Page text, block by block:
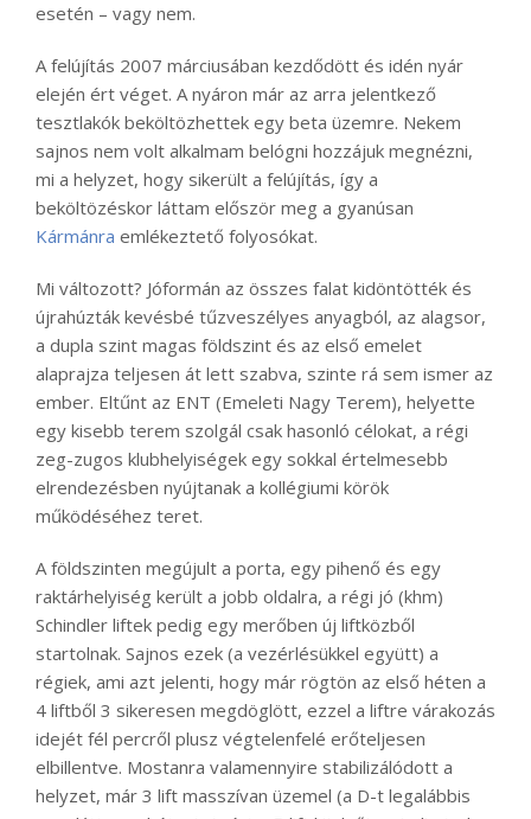
esetén – vagy nem.
A felújítás 2007 márciusában kezdődött és idén nyár
elején ért véget. A nyáron már az arra jelentkező
tesztlakók beköltözhettek egy beta üzemre. Nekem
sajnos nem volt alkalmam belógni hozzájuk megnézni,
mi a helyzet, hogy sikerült a felújítás, így a
beköltözéskor láttam először meg a gyanúsan
Kármánra emlékeztető folyosókat.
Mi változott? Jóformán az összes falat kidöntötték és
újrahúzták kevésbé tűzveszélyes anyagból, az alagsor,
a dupla szint magas földszint és az első emelet
alaprajza teljesen át lett szabva, szinte rá sem ismer az
ember. Eltűnt az ENT (Emeleti Nagy Terem), helyette
egy kisebb terem szolgál csak hasonló célokat, a régi
zeg-zugos klubhelyiségek egy sokkal értelmesebb
elrendezésben nyújtanak a kollégiumi körök
működéséhez teret.
A földszinten megújult a porta, egy pihenő és egy
raktárhelyiség került a jobb oldalra, a régi jó (khm)
Schindler liftek pedig egy merőben új liftközből
startolnak. Sajnos ezek (a vezérlésükkel együtt) a
régiek, ami azt jelenti, hogy már rögtön az első héten a
4 liftből 3 sikeresen megdöglött, ezzel a liftre várakozás
idejét fél percről plusz végtelenfelé erőteljesen
elbillentve. Mostanra valamennyire stabilizálódott a
helyzet, már 3 lift masszívan üzemel (a D-t legalábbis